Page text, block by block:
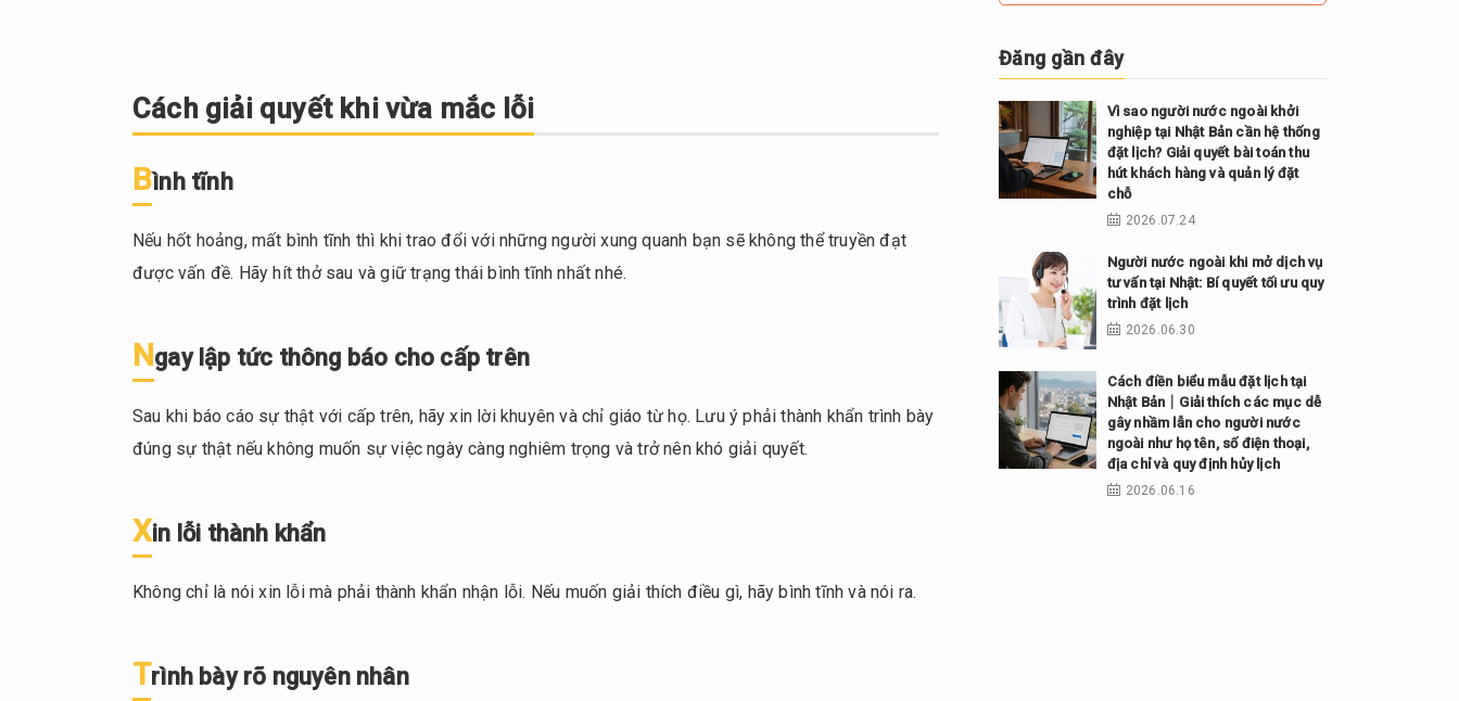
lập
tức
báo
lỗi
thành
Trình
nhân
Khôi
việc
Cách giải quyết khi vừa mắc lỗi
Bình tĩnh
Nếu hốt hoảng, mất bình tĩnh thì khi trao đổi với những người xung quanh bạn sẽ không thể truyền đạt
được vấn đề. Hãy hít thở sau và giữ trạng thái bình tĩnh nhất nhé.
N gay lập tức thông báo cho cấp trên
Sau khi báo cáo sự thật với cấp trên, hãy xin lời khuyên và chỉ giáo từ họ. Lưu ý phải thành khẩn trình bày
đúng sự thật nếu không muốn sự việc ngày càng nghiêm trọng và trở nên khó giải quyết.
Xin lỗi thành khẩn
Không chỉ là nói xin lỗi mà phải thành khẩn nhận lỗi. Nếu muốn giải thích điều gì, hãy bình tĩnh và nói ra.
Trình bày rõ nguyên nhân
Đăng gần đây
Vì sao người nước ngoài khởi
nghiệp tại Nhật Bản cần hệ thống
đặt lịch? Giải quyết bài toán thu
hút khách hàng và quản lý đặt
chỗ
2026.07.24
Người nước ngoài khi mở dịch vụ
tư vấn tại Nhật: Bí quyết tối ưu quy
trình đặt lịch
2026.06.30
Cách điền biểu mẫu đặt lịch tại
Nhật Bản｜Giải thích các mục dễ
gây nhầm lẫn cho người nước
ngoài như họ tên, số điện thoại,
địa chỉ và quy định hủy lịch
2026.06.16